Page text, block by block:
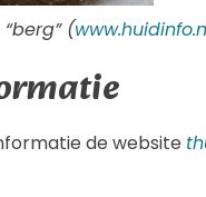
(
de website